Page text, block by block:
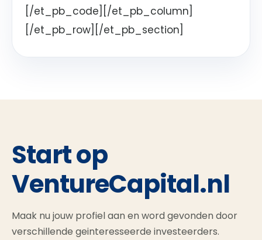
[/et_pb_code][/et_pb_column]
[/et_pb_row][/et_pb_section]
Start op
VentureCapital.nl
Maak nu jouw profiel aan en word gevonden door
verschillende geinteresseerde investeerders.